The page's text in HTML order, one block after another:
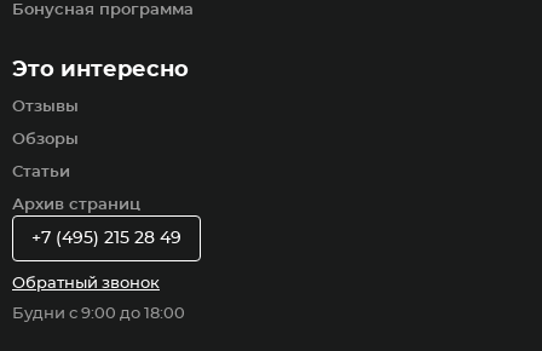
Бонусная программа
Это интересно
Отзывы
Обзоры
Статьи
Архив страниц
+7 (495) 215 28 49
Обратный звонок
Будни с 9:00 до 18:00